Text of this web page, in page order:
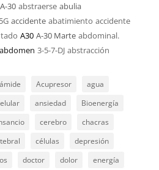
A-30 abstraerse abulia
5G accidente abatimiento accidente
A30 A-30 Marte abdominal.
abdomen 3-5-7-DJ abstracción
Acupresor
agua
ansiedad
Bioenergía
cerebro
chacras
células
depresión
doctor dolor
energía